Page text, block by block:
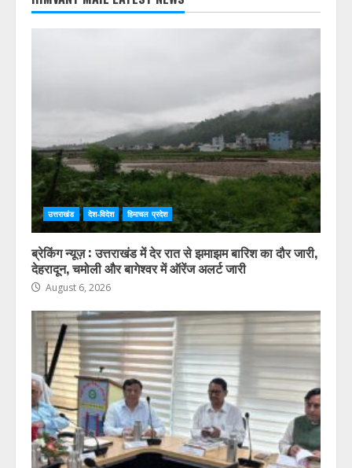
उत्तराखंड देश-विदेश हिमाचल प्रदेश
ब्रेकिंग न्यूज़ : उत्तराखंड में देर रात से झमाझम बारिश का दौर जारी,
देहरादून, चमोली और बागेश्वर में ऑरेंज अलर्ट जारी
August 6, 2026